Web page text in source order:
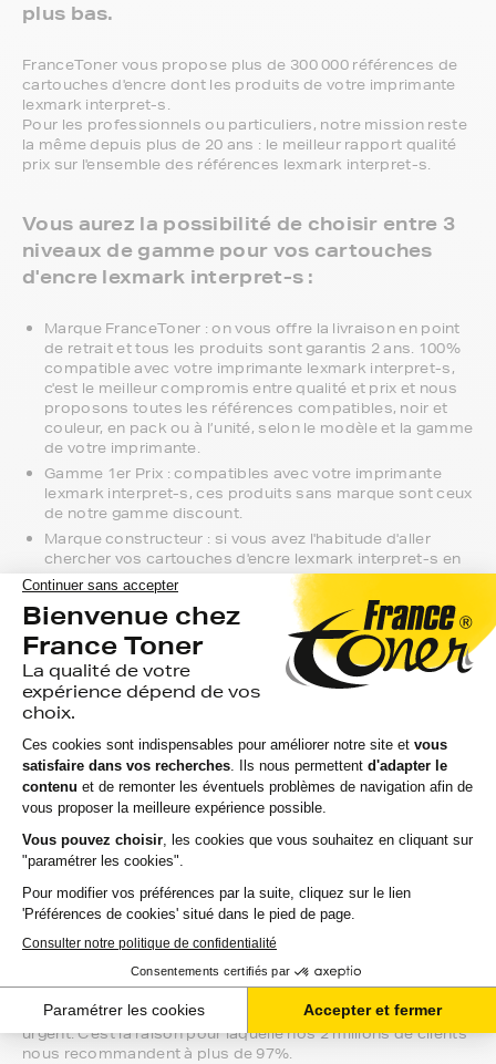
plus bas.
FranceToner vous propose plus de 300 000 références de
cartouches d'encre dont les produits de votre imprimante
lexmark interpret-s.
Pour les professionnels ou particuliers, notre mission reste
la même depuis plus de 20 ans : le meilleur rapport qualité
prix sur l'ensemble des références lexmark interpret-s.
Vous aurez la possibilité de choisir entre 3
niveaux de gamme pour vos cartouches
d'encre lexmark interpret-s :
Marque FranceToner : on vous offre la livraison en point
de retrait et tous les produits sont garantis 2 ans. 100%
compatible avec votre imprimante lexmark interpret-s,
c'est le meilleur compromis entre qualité et prix et nous
proposons toutes les références compatibles, noir et
couleur, en pack ou à l’unité, selon le modèle et la gamme
de votre imprimante.
Gamme 1er Prix : compatibles avec votre imprimante
lexmark interpret-s, ces produits sans marque sont ceux
de notre gamme discount.
Marque constructeur : si vous avez l'habitude d'aller
chercher vos cartouches d'encre lexmark interpret-s en
magasin, gagnez du temps en vous faisant livrer
directement chez vous.
Si vous avez la moindre question sur la
compatibilité de votre produit avec votre
imprimante lexmark interpret-s, nous
sommes à votre écoute.
Notre équipe de conseillers saura vous accompagner sur le
meilleur choix ou sur l'installation de vos cartouches
d'encre. Ils sont disponibles soit par message au sein de
votre espace client ou directement par téléphone.
Une fois votre choix effectué, votre paiement est effectué
de manière complètement sécurisée. Plusieurs moyens de
paiements sont proposés selon vos besoins.
Il ne reste plus à vos cartouches d'encre pour lexmark
interpret-s de quitter notre entrepôt. Vous saurez à tout
moment où se trouve votre commande grâce au lien de
suivi que nous vous mettons à disposition. Nous savons
qu'un besoin de cartouches d'encre est souvent assez
urgent. C'est la raison pour laquelle nos 2 millions de clients
nous recommandent à plus de 97%.